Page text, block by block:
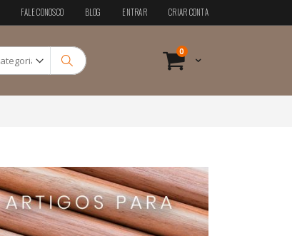
FALE CONOSCO BLOG ENTRAR CRIAR CONTA
Cart
0 itens
Pesquisa